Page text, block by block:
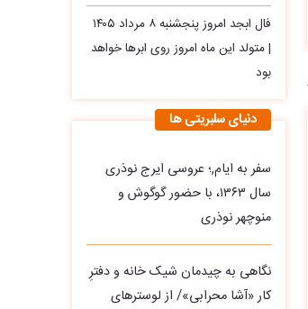
فال ابجد امروز پنجشنبه ۸ مرداد ۱۴۰۵
| متولد این ماه امروز روی ابرها خواهد
بود
دنیای سلبریتی ها
سفر به ایام,؛ عروسی ایرج نوذری
سال ۱۳۶۳، با حضور گوگوش و
منوچهر نوذری
نگاهی به چیدمان شیک خانه و دفترِ
کار «آشا محرابی»/ از لوسترهای